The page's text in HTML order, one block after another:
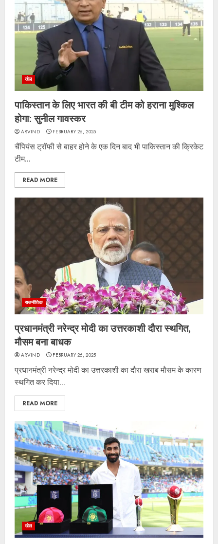
खेल
पाकिस्तान के लिए भारत की बी टीम को हराना मुश्किल
होगा: सुनील गावस्कर
ARVIND FEBRUARY 26, 2025
चैंपियंस ट्रॉफी से बाहर होने के एक दिन बाद भी पाकिस्तान की क्रिकेट
टीम...
READ MORE
राजनीतिक
प्रधानमंत्री नरेन्द्र मोदी का उत्तरकाशी दौरा स्थगित,
मौसम बना बाधक
ARVIND FEBRUARY 26, 2025
प्रधानमंत्री नरेन्द्र मोदी का उत्तरकाशी का दौरा खराब मौसम के कारण
स्थगित कर दिया...
READ MORE
खेल